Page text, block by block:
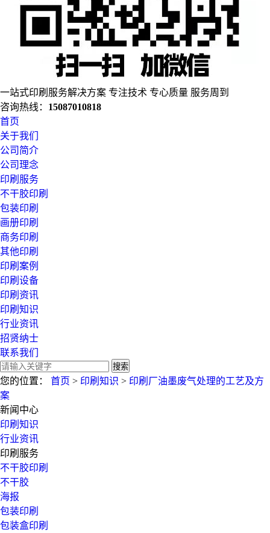
一站式印刷服务解决方案 专注技术 专心质量 服务周到
咨询热线： 15087010818
首页
关于我们
公司简介
公司理念
印刷服务
不干胶印刷
包装印刷
画册印刷
商务印刷
其他印刷
印刷案例
印刷设备
印刷资讯
印刷知识
行业资讯
招贤纳士
联系我们
搜索
您的位置： 首页 > 印刷知识 > 印刷厂油墨废气处理的工艺及方
案
新闻中心
印刷知识
行业资讯
印刷服务
不干胶印刷
不干胶
海报
包装印刷
包装盒印刷